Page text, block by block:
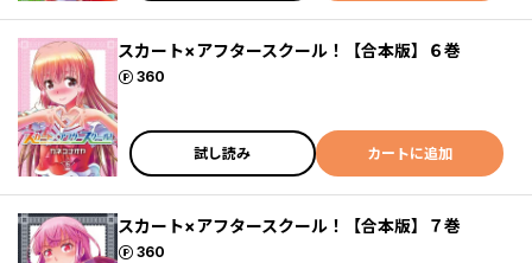
スカート×アフタースクール！【合本版】６巻
360
ポイント
試し読み カートに追加
スカート×アフタースクール！【合本版】７巻
360
ポイント